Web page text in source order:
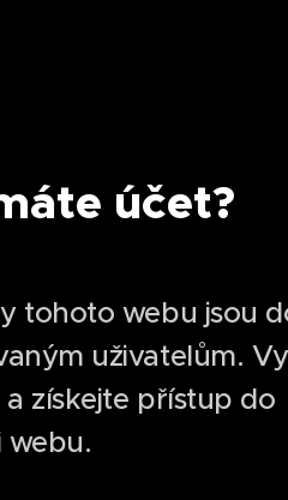
účet?
tohoto webu jsou
uživatelům.
a získejte přístup do
webu.